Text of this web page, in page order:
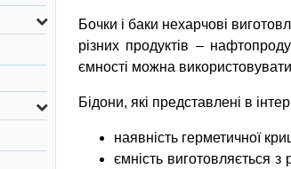
Бочки і баки нехарчові
різних продуктів –
ємності можна
Бідони, які представлені в
наявність герметичної
ємність виготовляється